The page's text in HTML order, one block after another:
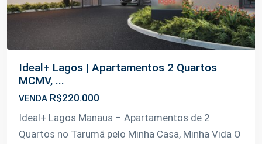
Ideal+ Lagos | Apartamentos 2 Quartos
MCMV, ...
VENDA R$220.000
Ideal+ Lagos Manaus – Apartamentos de 2
Quartos no Tarumã pelo Minha Casa, Minha Vida O